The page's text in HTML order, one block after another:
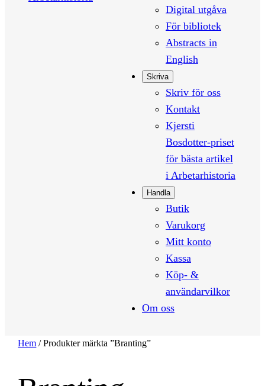
Digital utgåva
För bibliotek
Abstracts in
English
Skriva
Skriv för oss
Kontakt
Kjersti
Bosdotter-priset
för bästa artikel
i Arbetarhistoria
Handla
Butik
Varukorg
Mitt konto
Kassa
Köp- &
användarvilkor
Om oss
Hem / Produkter märkta ”Branting”